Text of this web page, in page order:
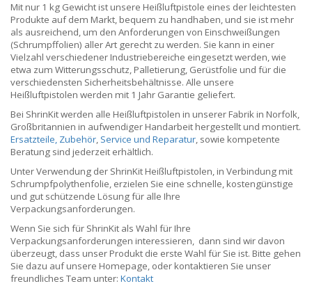
Mit nur 1 kg Gewicht ist unsere Heißluftpistole eines der leichtesten
Produkte auf dem Markt, bequem zu handhaben, und sie ist mehr
als ausreichend, um den Anforderungen von Einschweißungen
(Schrumpffolien) aller Art gerecht zu werden. Sie kann in einer
Vielzahl verschiedener Industriebereiche eingesetzt werden, wie
etwa zum Witterungsschutz, Palletierung, Gerüstfolie und für die
verschiedensten Sicherheitsbehältnisse. Alle unsere
Heißluftpistolen werden mit 1 Jahr Garantie geliefert.
Bei ShrinKit werden alle Heißluftpistolen in unserer Fabrik in Norfolk,
Großbritannien in aufwendiger Handarbeit hergestellt und montiert.
Ersatzteile, Zubehör, Service und Reparatur, sowie kompetente
Beratung sind jederzeit erhältlich.
Unter Verwendung der ShrinKit Heißluftpistolen, in Verbindung mit
Schrumpfpolythenfolie, erzielen Sie eine schnelle, kostengünstige
und gut schützende Lösung für alle Ihre
Verpackungsanforderungen.
Wenn Sie sich für ShrinKit als Wahl für Ihre
Verpackungsanforderungen interessieren, dann sind wir davon
überzeugt, dass unser Produkt die erste Wahl für Sie ist. Bitte gehen
Sie dazu auf unsere Homepage, oder kontaktieren Sie unser
freundliches Team unter: Kontakt